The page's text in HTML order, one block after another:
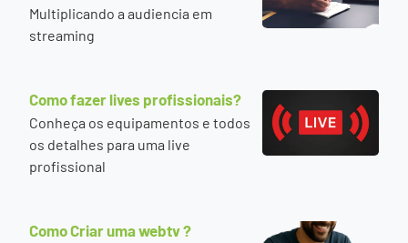
Multiplicando a audiencia em
streaming
Como fazer lives profissionais?
Conheça os equipamentos e todos
os detalhes para uma live
profissional
Como Criar uma webtv ?